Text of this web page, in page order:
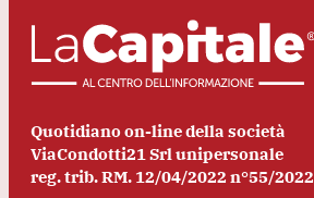
Quotidiano on-line della società
ViaCondotti21 Srl unipersonale
reg. trib. RM. 12/04/2022 n°55/2022